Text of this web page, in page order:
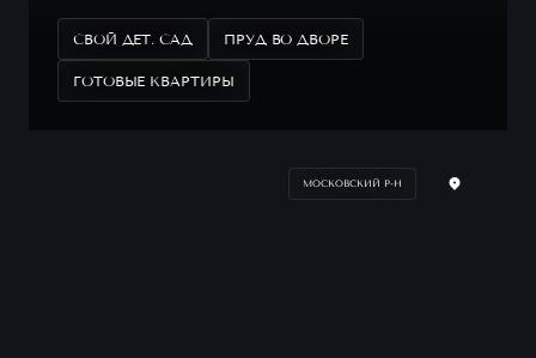
СВОЙ ДЕТ. САД ПРУД ВО ДВОРЕ
ГОТОВЫЕ КВАРТИРЫ
МОСКОВСКИЙ Р-Н